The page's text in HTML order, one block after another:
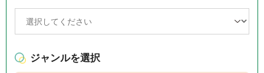
ジャンルを選択